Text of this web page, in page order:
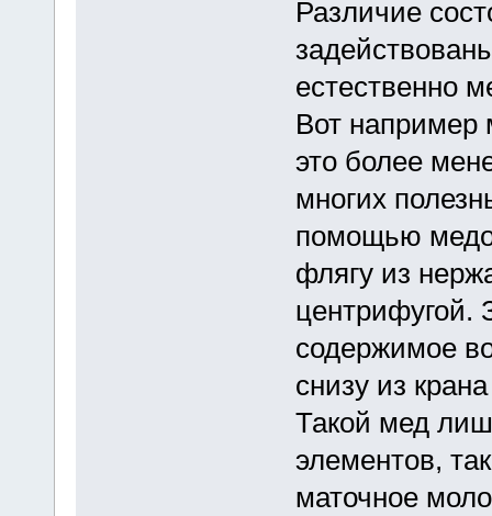
Различие
естественно
Вот например
это более
многих
помощью
флягу из
центрифугой.
содержимое
снизу из
Такой мед
элементов,
маточное